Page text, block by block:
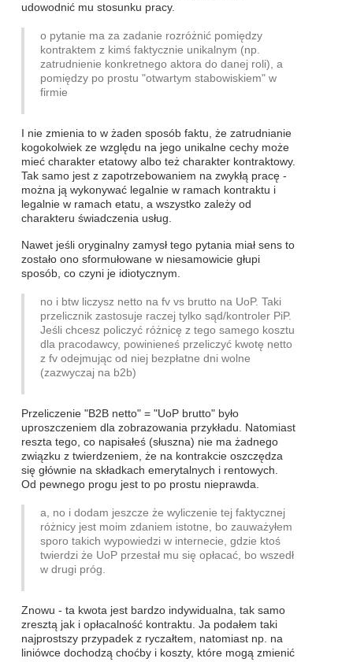
udowodnić mu stosunku pracy.
o pytanie ma za zadanie rozróżnić pomiędzy
kontraktem z kimś faktycznie unikalnym (np.
zatrudnienie konkretnego aktora do danej roli), a
pomiędzy po prostu "otwartym stabowiskiem" w
firmie
I nie zmienia to w żaden sposób faktu, że zatrudnianie
kogokolwiek ze względu na jego unikalne cechy może
mieć charakter etatowy albo też charakter kontraktowy.
Tak samo jest z zapotrzebowaniem na zwykłą pracę -
można ją wykonywać legalnie w ramach kontraktu i
legalnie w ramach etatu, a wszystko zależy od
charakteru świadczenia usług.
Nawet jeśli oryginalny zamysł tego pytania miał sens to
zostało ono sformułowane w niesamowicie głupi
sposób, co czyni je idiotycznym.
no i btw liczysz netto na fv vs brutto na UoP. Taki
przelicznik zastosuje raczej tylko sąd/kontroler PiP.
Jeśli chcesz policzyć różnicę z tego samego kosztu
dla pracodawcy, powinieneś przeliczyć kwotę netto
z fv odejmując od niej bezpłatne dni wolne
(zazwyczaj na b2b)
Przeliczenie "B2B netto" = "UoP brutto" było
uproszczeniem dla zobrazowania przykładu. Natomiast
reszta tego, co napisałeś (słuszna) nie ma żadnego
związku z twierdzeniem, że na kontrakcie oszczędza
się głównie na składkach emerytalnych i rentowych.
Od pewnego progu jest to po prostu nieprawda.
a, no i dodam jeszcze że wyliczenie tej faktycznej
różnicy jest moim zdaniem istotne, bo zauważyłem
sporo takich wypowiedzi w internecie, gdzie ktoś
twierdzi że UoP przestał mu się opłacać, bo wszedł
w drugi próg.
Znowu - ta kwota jest bardzo indywidualna, tak samo
zresztą jak i opłacalność kontraktu. Ja podałem taki
najprostszy przypadek z ryczałtem, natomiast np. na
liniówce dochodzą choćby i koszty, które mogą zmienić